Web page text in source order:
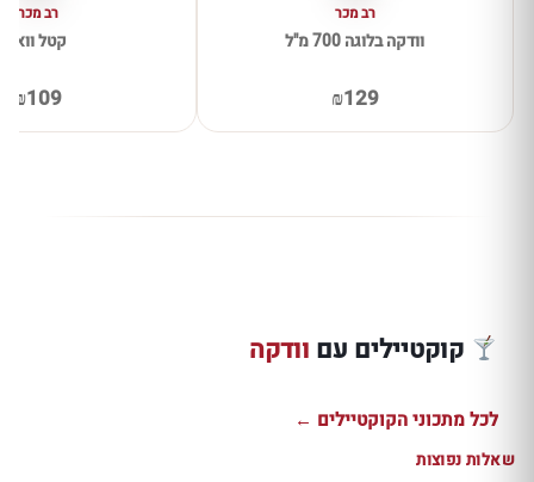
רב מכר
וודקה בלוגה 700 מ"ל
₪129
רב מכר
קטל וואן
₪109
קוקטיילים עם וודקה למתכון ← למתכון ←
לכל מתכוני הקוקטיילים ←
שאלות נפוצות